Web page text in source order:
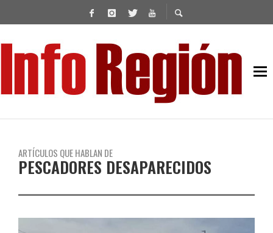
ARTÍCULOS QUE HABLAN DE
PESCADORES DESAPARECIDOS